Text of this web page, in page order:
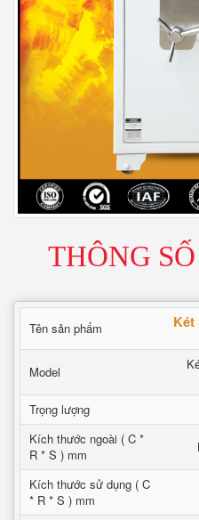
THÔNG
Tên sản phẩm Két
Model
Trọng lượng
Kích thước ngoài ( C *
R * S ) mm
Kích thước sử dụng ( C
* R * S ) mm